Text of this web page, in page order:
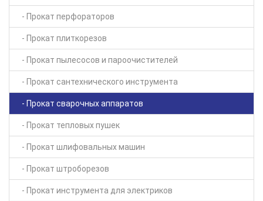
- Прокат перфораторов
- Прокат плиткорезов
- Прокат пылесосов и пароочистителей
- Прокат сантехнического инструмента
- Прокат сварочных аппаратов
- Прокат тепловых пушек
- Прокат шлифовальных машин
- Прокат штроборезов
- Прокат инструмента для электриков